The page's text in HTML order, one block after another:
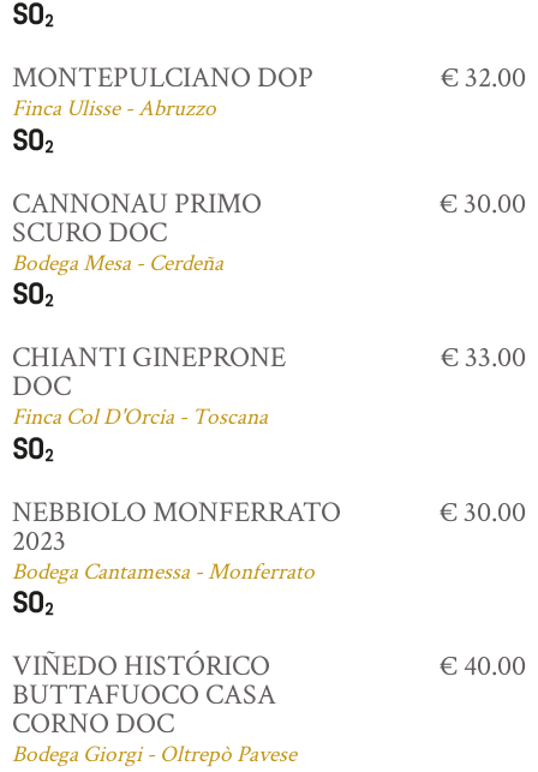
MONTEPULCIANO DOP
Finca Ulisse - Abruzzo
€ 32.00
CANNONAU PRIMO
SCURO DOC
Bodega Mesa - Cerdeña
€ 30.00
CHIANTI GINEPRONE
DOC
Finca Col D'Orcia - Toscana
€ 33.00
NEBBIOLO MONFERRATO
2023
Bodega Cantamessa - Monferrato
€ 30.00
VIÑEDO HISTÓRICO
BUTTAFUOCO CASA
CORNO DOC
Bodega Giorgi - Oltrepò Pavese
€ 40.00